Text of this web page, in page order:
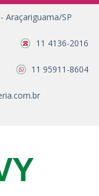
Araçariguama/SP
11 4136-2016
11 95911-8604